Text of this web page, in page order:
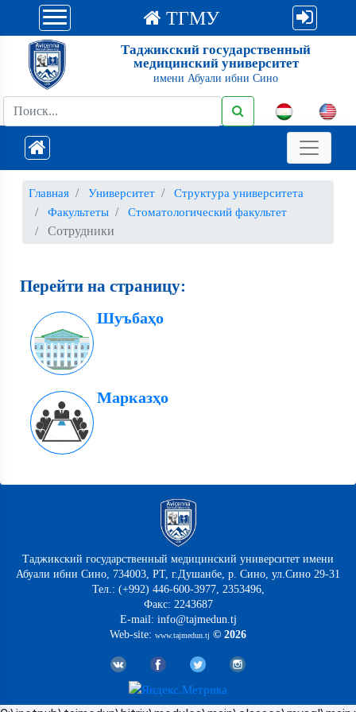
ТГМУ
Таджикский государственный
медицинский университет
имени Абуали ибни Сино
Главная Университет
Структура университета
Факультеты
Стоматологический факультет
Сотрудники
Перейти на страницу:
Шуъбаҳо
Марказҳо
Таджикский государственный медицинский университет имени
Абуали ибни Сино, 734003, РТ, г.Душанбе, р. Сино, ул.Сино 29-31
Тел.: (+992) 446-600-3977, 2353496,
Факс: 2243687
E-mail: info@tajmedun.tj
Web-site: www.tajmedun.tj © 2026